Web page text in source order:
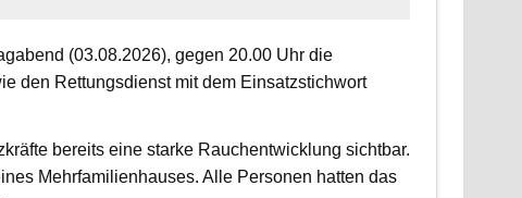
(03.08.2026), gegen 20.00 Uhr die
den Rettungsdienst mit dem Einsatzstichwort
bereits eine starke Rauchentwicklung sichtbar.
Mehrfamilienhauses. Alle Personen hatten das